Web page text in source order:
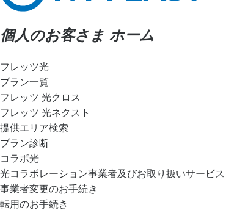
個人のお客さま ホーム
フレッツ光
プラン一覧
フレッツ 光クロス
フレッツ 光ネクスト
提供エリア検索
プラン診断
コラボ光
光コラボレーション事業者及びお取り扱いサービス
事業者変更のお手続き
転用のお手続き